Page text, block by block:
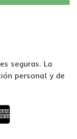
seguras. La
personal y de